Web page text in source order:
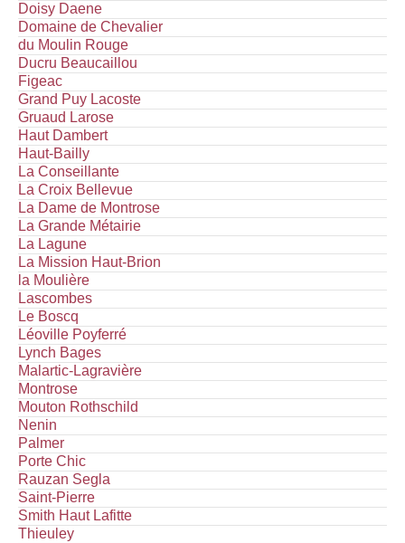
Doisy Daene
Domaine de Chevalier
du Moulin Rouge
Ducru Beaucaillou
Figeac
Grand Puy Lacoste
Gruaud Larose
Haut Dambert
Haut-Bailly
La Conseillante
La Croix Bellevue
La Dame de Montrose
La Grande Métairie
La Lagune
La Mission Haut-Brion
la Moulière
Lascombes
Le Boscq
Léoville Poyferré
Lynch Bages
Malartic-Lagravière
Montrose
Mouton Rothschild
Nenin
Palmer
Porte Chic
Rauzan Segla
Saint-Pierre
Smith Haut Lafitte
Thieuley